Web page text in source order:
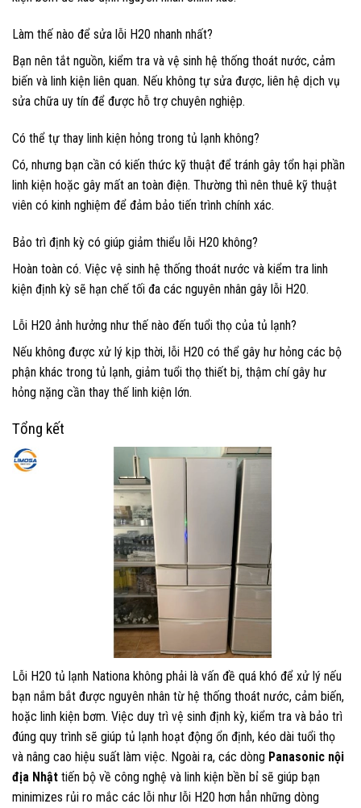
Làm thế nào để sửa lỗi H20 nhanh nhất?
Bạn nên tắt nguồn, kiểm tra và vệ sinh hệ thống thoát nước, cảm
biến và linh kiện liên quan. Nếu không tự sửa được, liên hệ dịch vụ
sửa chữa uy tín để được hỗ trợ chuyên nghiệp.
Có thể tự thay linh kiện hỏng trong tủ lạnh không?
Có, nhưng bạn cần có kiến thức kỹ thuật để tránh gây tổn hại phần
linh kiện hoặc gây mất an toàn điện. Thường thì nên thuê kỹ thuật
viên có kinh nghiệm để đảm bảo tiến trình chính xác.
Bảo trì định kỳ có giúp giảm thiểu lỗi H20 không?
Hoàn toàn có. Việc vệ sinh hệ thống thoát nước và kiểm tra linh
kiện định kỳ sẽ hạn chế tối đa các nguyên nhân gây lỗi H20.
Lỗi H20 ảnh hưởng như thế nào đến tuổi thọ của tủ lạnh?
Nếu không được xử lý kịp thời, lỗi H20 có thể gây hư hỏng các bộ
phận khác trong tủ lạnh, giảm tuổi thọ thiết bị, thậm chí gây hư
hỏng nặng cần thay thế linh kiện lớn.
Tổng kết
Lỗi H20 tủ lạnh Nationa không phải là vấn đề quá khó để xử lý nếu
bạn nắm bắt được nguyên nhân từ hệ thống thoát nước, cảm biến,
hoặc linh kiện bơm. Việc duy trì vệ sinh định kỳ, kiểm tra và bảo trì
đúng quy trình sẽ giúp tủ lạnh hoạt động ổn định, kéo dài tuổi thọ
và nâng cao hiệu suất làm việc. Ngoài ra, các dòng Panasonic nội
địa Nhật tiến bộ về công nghệ và linh kiện bền bỉ sẽ giúp bạn
minimizes rủi ro mắc các lỗi như lỗi H20 hơn hẳn những dòng